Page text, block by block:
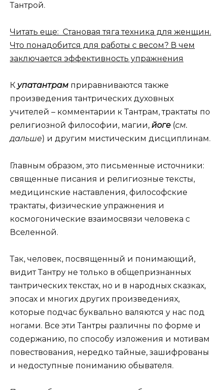
Тантрой.
Читать еще: Становая тяга техника для женщин.
Что понадобится для работы с весом? В чем
заключается эффективность упражнения
К упатантрам приравниваются также
произведения тантрических духовных
учителей – комментарии к Тантрам, трактаты по
религиозной философии, магии, йоге (см.
дальше) и другим мистическим дисциплинам.
Главным образом, это письменные источники:
священные писания и религиозные тексты,
медицинские наставления, философские
трактаты, физические упражнения и
космогонические взаимосвязи человека с
Вселенной.
Так, человек, посвященный и понимающий,
видит Тантру не только в общепризнанных
тантрических текстах, но и в народных сказках,
эпосах и многих других произведениях,
которые подчас буквально валяются у нас под
ногами. Все эти Тантры различны по форме и
содержанию, по способу изложения и мотивам
повествования, нередко тайные, зашифрованы
и недоступные пониманию обывателя.